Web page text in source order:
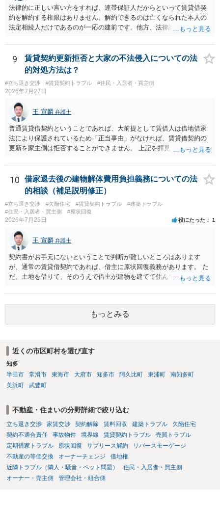
有効とされています。 今後の交渉では、①現在は普通借家契約が継続
しており定期借家への変更に合意していないこと、②貸主側の事情
（誰が所有者で誰が実際に住む予定か等）を具体的に書面で説明して
ほしいこと、③自分たちの居住継続の必要性を丁寧に伝えること、を
基本方針としたうえで、仮に一定時期の退去を検討する場合には、立
退料・引越費用・原状回復費用負担などの条件を明確にした書面を作
成することが重要です。 契約書では、更新条項・解除条項・期間の定
め・定期借家に関する記載の有無、これまでの更新時の合意内容
（「今回で最後」などの文言）が、借主不利な特約として無効になり
得るかどうかも含めて検討ポイントになりますので、署名押印前に内
容を十分に確認し、不明点は弁護士に相談することをおすすめしま
す。
法律的に正しい言い方をすれば、連帯保証人だからといって賃貸借契
約を解約する権限はありません。解約できるのは亡くなられた本人の
法定相続人だけであるのが一応の建前です。他方、法律論はさてお
する動機づけがなくなります。 今回進められつつある手続はあくまで
も、建物を賃貸人に一日も早く明け渡すための便宜的方法として理解
するのが良いと思います。またその方法で進めた方が、連帯保証人で
あるお知り合いさんにとっても、自身の経済的負担を最小限に食い止
められるため望ましいやり方だといえます。
9
賃貸契約更新拒否と大家の不法侵入についての法
的対処方法は？
#立ち退き交渉 #賃貸契約トラブル #住民・入居者・買主側
2026年7月27日
王 宣麟 弁護士
普通賃貸借契約ということであれば、大前提として賃借人は借地借家
法により保護されているため「正当事由」がなければ、賃貸借契約の
更新を家主側は拒否することができません。 上記を拝見する限り、通
定期確認させてもらないこと」が直ちに正当事由に当たるとは思えま
せんので、更新拒絶を拒否される方向性でよろしいかと存じます。 そ
の交渉の中で、一定の金銭をもらえれば退去には応じる旨交渉をして
みるのはいかがでしょうか。 過去に賃借人の許可なく無断で賃貸人が
入室する行為自体は不法行為となり、また刑事的にも住居侵入罪が成
立する可能性がありますので、これを理由に一定の金銭賠償を求める
10
借家退去後の建物解体費用負担義務についての法
的相談（補足説明修正）
#立ち退き交渉 #欠陥住宅 #賃貸契約トラブル
#建築トラブル
#住民・入居者・買主側
#原状回復
2026年7月25日 役にたった 1
王 宣麟 弁護士
契約書がお手元にないということで判断が難しいところはあります
が、通常の賃貸借契約であれば、借主に原状回復義務があります。 た
だ、土地を借りて、そのうえで借主が建物を建てて住んでいたケース
であれば、建物を収去して土地を明渡す義務は原則生じないはずで
す。 その後、建物を平屋に立て替えた場合であっても、貸主の承諾を
得ているのであれば、単純に費用を捻出した側に平屋の所有権が帰属
する、という話になるわけでもないように思います。 そのため、現
のか）を確認されてみてはいかがでしょうか。
もっとみる
近くの市区町村を選び直す
知多
半田市
常滑市 東海市 大府市 知多市 阿久比町 東浦町
南知多町
美浜町
武豊町
不動産・住まいの分野詳細で絞り込む
立ち退き交渉 家賃交渉 契約解除 賃料回収 建築トラブル
欠陥住宅
契約不適合責任
事故物件 境界線 賃貸契約トラブル
売買トラブル
定期借家トラブル
原状回復 サブリース解約
リバースモーゲージ
不動産の等価交換
オーナーチェンジ
借地権
近隣トラブル（隣人・騒音・ペット問題）
住民・入居者・買主側
オーナー・売主側
管理会社・組合側